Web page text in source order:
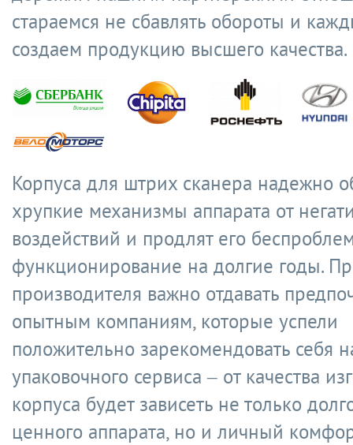
стараемся не сбавлять обороты и
создаем продукцию высшего качества.
Корпуса для штрих сканера надежно
хрупкие механизмы аппарата от
воздействий и продлят его
функционирование на долгие годы.
производителя важно отдавать
опытным компаниям, которые успели
положительно зарекомендовать себя
упаковочного сервиса – от качества
корпуса будет зависеть не только
ценного аппарата, но и личный